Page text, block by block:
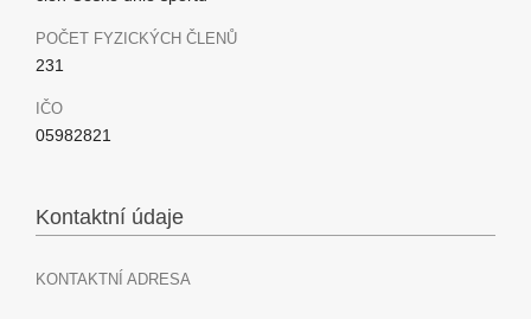
POČET FYZICKÝCH ČLENŮ
231
IČO
05982821
Kontaktní údaje
KONTAKTNÍ ADRESA